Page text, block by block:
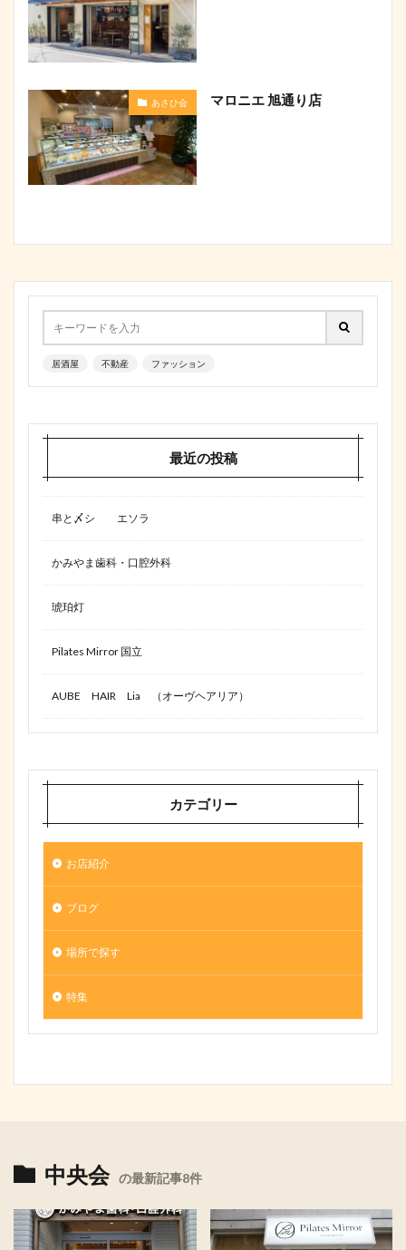
あさひ会 マロニエ 旭通り店
居酒屋 不動産 ファッション
最近の投稿
串と〆シ エソラ
かみやま歯科・口腔外科
琥珀灯
Pilates Mirror 国立
AUBE HAIR Lia （オーヴヘアリア）
カテゴリー
お店紹介
ブログ
場所で探す
特集
中央会 の最新記事8件